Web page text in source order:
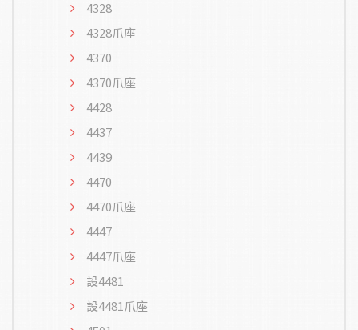
4328
4328爪座
4370
4370爪座
4428
4437
4439
4470
4470爪座
4447
4447爪座
設4481
設4481爪座